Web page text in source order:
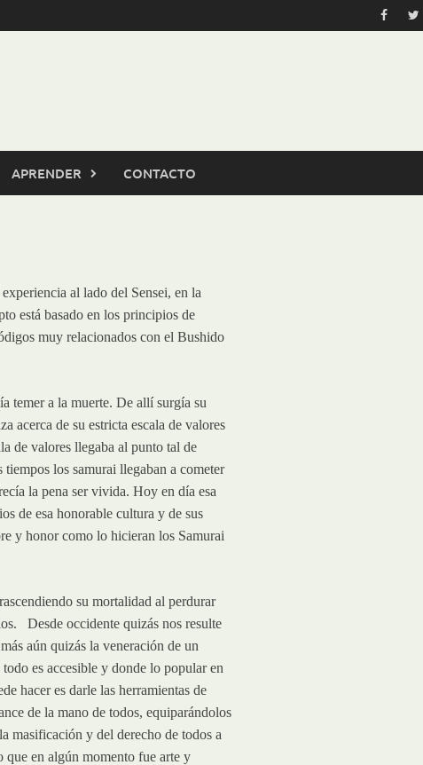
APRENDER CONTACTO
al lado del Sensei, en la
está basado en los principios de
muy relacionados con el Bushido
temer a la muerte. De allí surgía su
acerca de su estricta escala de valores
de valores llegaba al punto tal de
los samurai llegaban a cometer
la pena ser vivida. Hoy en día esa
de esa honorable cultura y de sus
y honor como lo hicieran los Samurai
su mortalidad al perdurar
Desde occidente quizás nos resulte
aún quizás la veneración de un
es accesible y donde lo popular en
hacer es darle las herramientas de
de la mano de todos, equiparándolos
masificación y del derecho de todos a
que en algún momento fue arte y